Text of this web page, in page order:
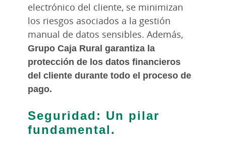
electrónico del cliente, se minimizan
los riesgos asociados a la gestión
manual de datos sensibles. Además,
Grupo Caja Rural garantiza la
protección de los datos financieros
del cliente durante todo el proceso de
pago.
Seguridad: Un pilar
fundamental.